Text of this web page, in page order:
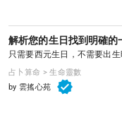
解析您的生日找到明確的
只需要西元生日，不需要出
占卜算命 > 生命靈數
by 雲搖心苑